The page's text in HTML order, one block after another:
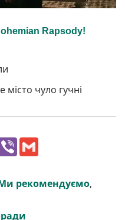
місто чуло гучні
V
b
r l
рекомендуємо,